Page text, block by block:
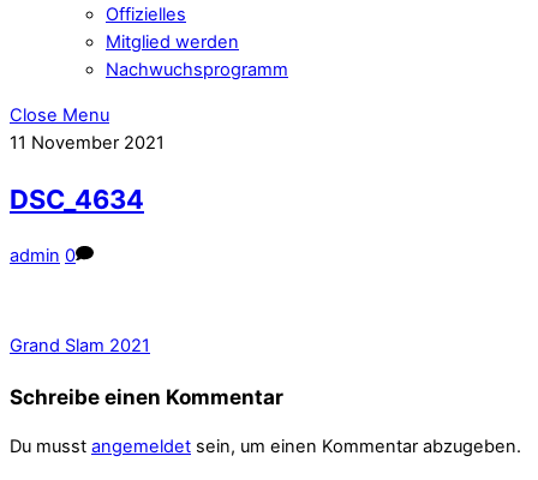
Offizielles
Mitglied werden
Nachwuchsprogramm
Close Menu
11 November 2021
DSC_4634
admin 0
Grand Slam 2021
Schreibe einen Kommentar
Du musst angemeldet sein, um einen Kommentar abzugeben.